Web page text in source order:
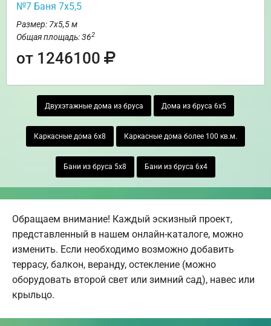
№7 Баня 7х5,5
Размер: 7х5,5 м
Общая площадь: 362
от 1246100
Двухэтажные дома из бруса Дома из бруса 6х5
Каркасные дома 6х8 Каркасные дома более 100 кв.м.
Бани из бруса 5х8 Бани из бруса 6х4
Обращаем внимание! Каждый эскизный проект,
представленный в нашем онлайн-каталоге, можно
изменить. Если необходимо возможно добавить
террасу, балкон, веранду, остекление (можно
оборудовать второй свет или зимний сад), навес или
крыльцо.